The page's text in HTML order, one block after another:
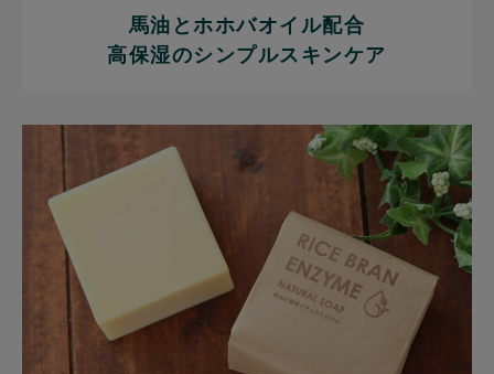
馬油とホホバオイル配合
高保湿のシンプルスキンケア